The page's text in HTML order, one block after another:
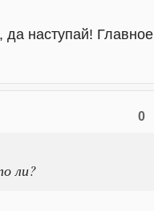
да наступай! Главное
0
ли?